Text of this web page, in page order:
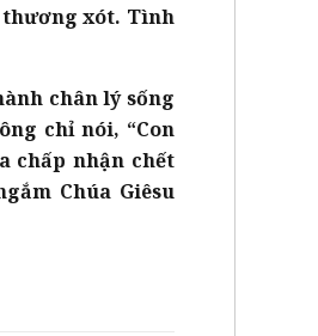
thương xót. Tình
chân lý sống
chỉ nói, “Con
chấp nhận chết
Chúa Giêsu